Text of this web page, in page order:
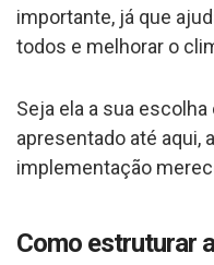
importante, já que
todos e melhorar o
Seja ela a sua
apresentado até aqui,
implementação
Como estruturar